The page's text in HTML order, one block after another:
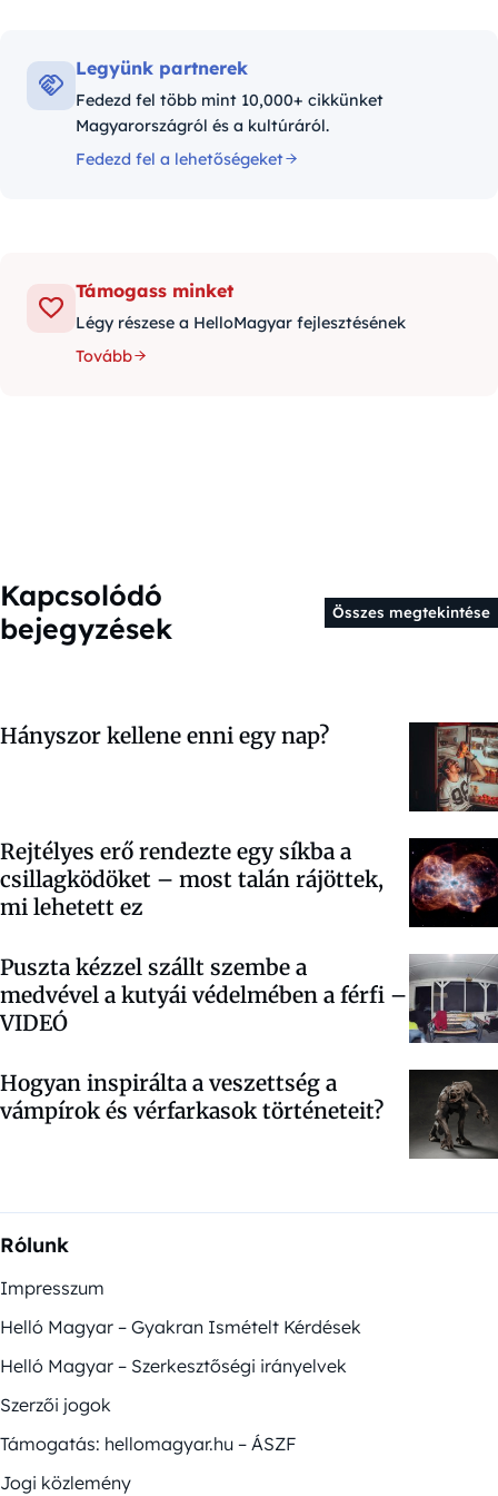
Legyünk partnerek
Fedezd fel több mint 10,000+ cikkünket
Magyarországról és a kultúráról.
Fedezd fel a lehetőségeket
Támogass minket
Légy részese a HelloMagyar fejlesztésének
Tovább
Kapcsolódó
bejegyzések
Összes megtekintése
Hányszor kellene enni egy nap?
Rejtélyes erő rendezte egy síkba a
csillagködöket – most talán rájöttek,
mi lehetett ez
Puszta kézzel szállt szembe a
medvével a kutyái védelmében a férfi –
VIDEÓ
Hogyan inspirálta a veszettség a
vámpírok és vérfarkasok történeteit?
Rólunk
Impresszum
Helló Magyar – Gyakran Ismételt Kérdések
Helló Magyar – Szerkesztőségi irányelvek
Szerzői jogok
Támogatás: hellomagyar.hu – ÁSZF
Jogi közlemény